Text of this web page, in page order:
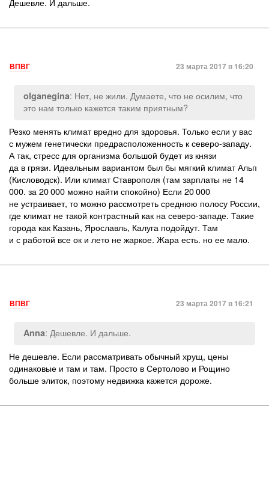
ВПВГ 23 марта 2017 в 16:20
olganegina: Нет, не жили. Думаете, что не осилим, что
это нам только кажется таким приятным?
Резко менять климат вредно для здоровья. Только если у вас
с мужем генетически предрасположенность к северо-западу.
А так, стресс для организма большой будет из князи
да в грязи. Идеальным вариантом был бы мягкий климат Альп
(Кисловодск). Или климат Ставрополя (там зарплаты не 14
000. за 20 000 можно найти спокойно) Если 20 000
не устраивает, то можно рассмотреть среднюю полосу России,
где климат не такой контрастный как на северо-западе. Такие
города как Казань, Ярославль, Калуга подойдут. Там
и с работой все ок и лето не жаркое. Жара есть. но ее мало.
ВПВГ 23 марта 2017 в 16:21
Anna: Дешевле. И дальше.
Не дешевле. Если рассматривать обычный хрущ, цены
одинаковые и там и там. Просто в Сертолово и Рощино
больше элиток, поэтому недвижка кажется дороже.